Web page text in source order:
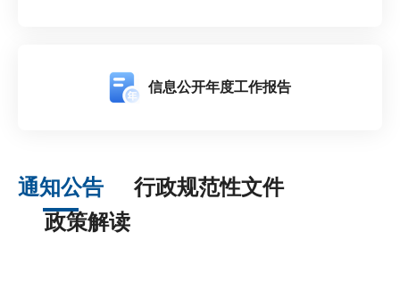
信息公开年度工作报告
通知公告
行政规范性文件
政策解读